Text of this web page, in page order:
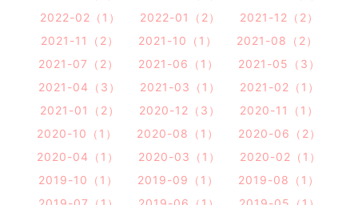
2022-02（1）
2022-01（2）
2021-12（2）
2021-11（2）
2021-10（1）
2021-08（2）
2021-07（2）
2021-06（1）
2021-05（3）
2021-04（3）
2021-03（1）
2021-02（1）
2021-01（2）
2020-12（3）
2020-11（1）
2020-10（1）
2020-08（1）
2020-06（2）
2020-04（1）
2020-03（1）
2020-02（1）
2019-10（1）
2019-09（1）
2019-08（1）